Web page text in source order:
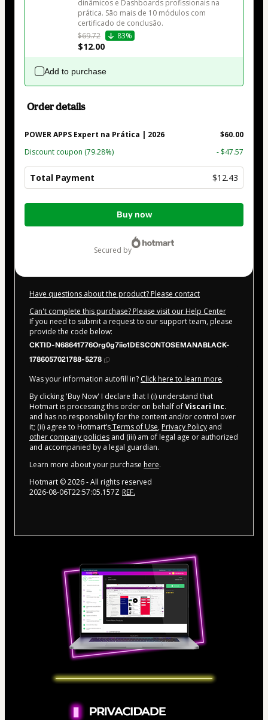
dinâmicos e Dashboards profissionais na
prática. São mais de 10 módulos com
certificado de conclusão.
$69.72
83%
$12.00
Add to purchase
Order details
POWER APPS Expert na Prática | 2026
$60.00
Discount coupon (79.28%) - $47.57
Total Payment $12.43
Total
Buy now
secured by
Have questions about the product? Please contact
Can't complete this purchase? Please visit our Help Center
If you need to submit a request to our support team, please
provide the code below:
CKTID-N68641776Org0g7iio1DESCONTOSEMANABLACK-
1786057021788-5278
Was your information autofill in? Click here to learn more.
By clicking 'Buy Now' I declare that I (i) understand that
Hotmart is processing this order on behalf ofViscari Inc.
and has no responsibility for the content and/or control over
it; (ii) agree to Hotmart’sTerms of Use, Privacy Policy and
other company policies and (iii) am of legal age or authorized
and accompanied by a legal guardian.
Learn more about your purchase here.
Hotmart ©2026- All rights reserved
2026-08-06T22:57:05.157Z REF.